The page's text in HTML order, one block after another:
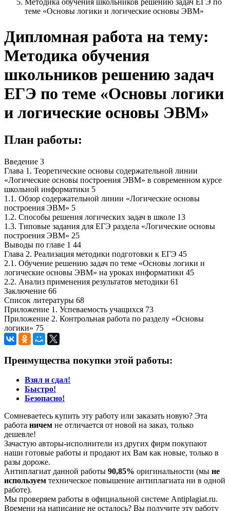
Методика обучения школьников решению задач ЕГЭ по
теме «Основы логики и логические основы ЭВМ»
Дипломная работа на тему:
Методика обучения
школьников решению задач
ЕГЭ по теме «Основы логики
и логические основы ЭВМ»
План работы:
Введение 3
Глава 1. Теоретические основы содержательной линии
«Логические основы построения ЭВМ» в современном курсе
школьной информатики 5
1.1. Обзор содержательной линии «Логические основы
построения ЭВМ» 5
1.2. Способы решения логических задач в школе 13
1.3. Типовые задания для ЕГЭ раздела «Логические основы
построения ЭВМ» 25
Выводы по главе 1 44
Глава 2. Реализация методики подготовки к ЕГЭ 45
2.1. Обучение решению задач по теме «Основы логики и
логические основы ЭВМ» на уроках информатики 45
2.2. Анализ применения результатов методики 61
Заключение 66
Список литературы 68
Приложение 1. Успеваемость учащихся 73
Приложение 2. Контрольная работа по разделу «Основы
логики» 75
Преимущества покупки этой работы:
Взял и сдал!
Быстро!
Безопасно!
Сомневаетесь купить эту работу или заказать новую? Эта
работа ничем не отличается от новой на заказ, только
дешевле!
Зачастую авторы-исполнители из других фирм покупают
наши готовые работы и продают их Вам как новые, только в
разы дороже.
Антиплагиат данной работы 90,85% оригинальности (мы не
используем техническое повышение антиплагиата ни в одной
работе).
Мы проверяем работы в официальной системе Аntiplagiat.ru.
Времени на написание не осталось? Вы получите эту работу